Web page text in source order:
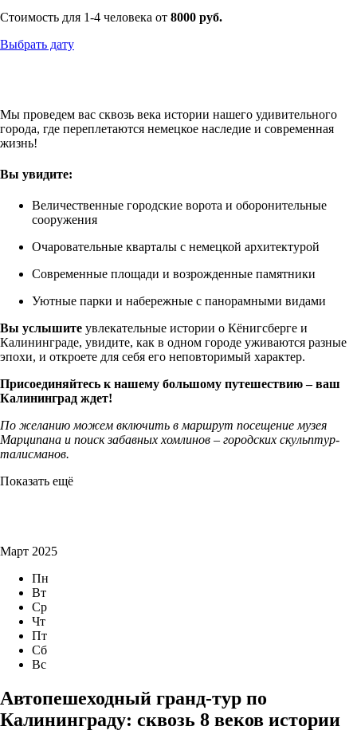
Стоимость для 1-4 человека от 8000 руб.
Выбрать дату
Мы проведем вас сквозь века истории нашего удивительного
города, где переплетаются немецкое наследие и современная
жизнь!
Вы увидите:
Величественные городские ворота и оборонительные
сооружения
Очаровательные кварталы с немецкой архитектурой
Современные площади и возрожденные памятники
Уютные парки и набережные с панорамными видами
Вы услышите увлекательные истории о Кёнигсберге и
Калининграде, увидите, как в одном городе уживаются разные
эпохи, и откроете для себя его неповторимый характер.
Присоединяйтесь к нашему большому путешествию – ваш
Калининград ждет!
По желанию можем включить в маршрут посещение музея
Марципана и поиск забавных хомлинов – городских скульптур-
талисманов.
Показать ещё
Март 2025
Пн
Вт
Ср
Чт
Пт
Сб
Вс
Автопешеходный гранд-тур по
Калининграду: сквозь 8 веков истории